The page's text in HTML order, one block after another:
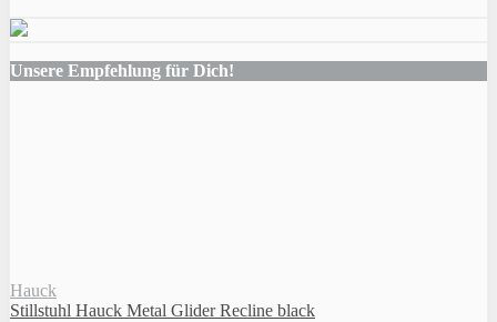
Unsere Empfehlung für Dich!
Hauck
Stillstuhl Hauck Metal Glider Recline black